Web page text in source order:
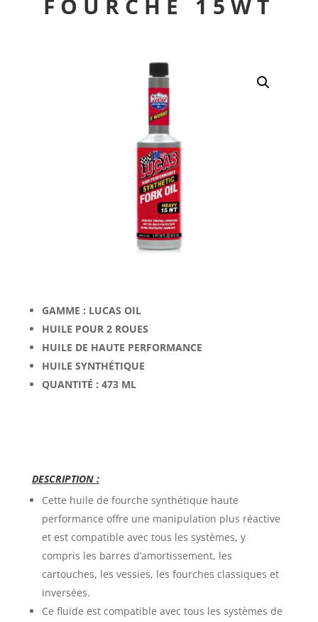
FOURCHE 15WT
GAMME : LUCAS OIL
HUILE POUR 2 ROUES
HUILE DE HAUTE PERFORMANCE
HUILE SYNTHÉTIQUE
QUANTITÉ : 473 ML
DESCRIPTION :
Cette huile de fourche synthétique haute
performance offre une manipulation plus réactive
et est compatible avec tous les systèmes, y
compris les barres d’amortissement, les
cartouches, les vessies, les fourches classiques et
inversées.
Ce fluide est compatible avec tous les systèmes de